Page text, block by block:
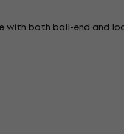
both ball-end and